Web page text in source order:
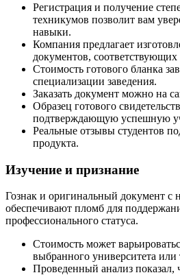
Регистрация и получение
техникумов позволит вам
навыки.
Компания предлагает
документов, соответствующих
Стоимость готового бланка
специализации заведения.
Заказать документ можно на
Образец готового
подтверждающую успешную
Реальные отзывы студентов
продукта.
Изучение и признание
Гознак и оригинальный документ с
обеспечивают пломб для
профессионального статуса.
Стоимость может
выбранного университета или
Проведенный анализ показал,